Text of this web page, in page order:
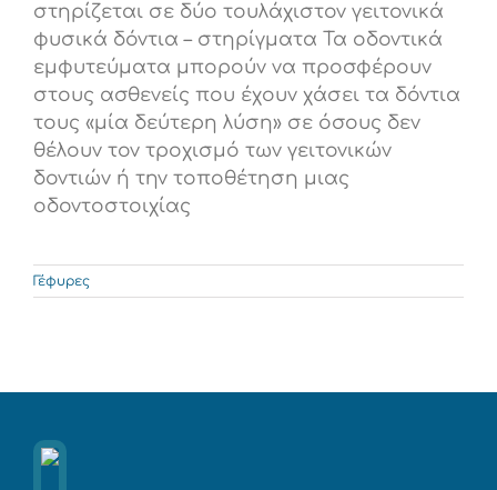
στηρίζεται σε δύο τουλάχιστον γειτονικά
φυσικά δόντια – στηρίγματα Τα οδοντικά
εμφυτεύματα μπορούν να προσφέρουν
στους ασθενείς που έχουν χάσει τα δόντια
τους «μία δεύτερη λύση» σε όσους δεν
θέλουν τον τροχισμό των γειτονικών
δοντιών ή την τοποθέτηση μιας
οδοντοστοιχίας
Γέφυρες